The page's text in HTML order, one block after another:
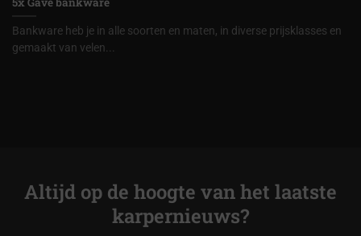
Bankware heb je in alle soorten en maten, in diverse prijsklasses en
gemaakt van velen...
Altijd op de hoogte van het laatste
karpernieuws?